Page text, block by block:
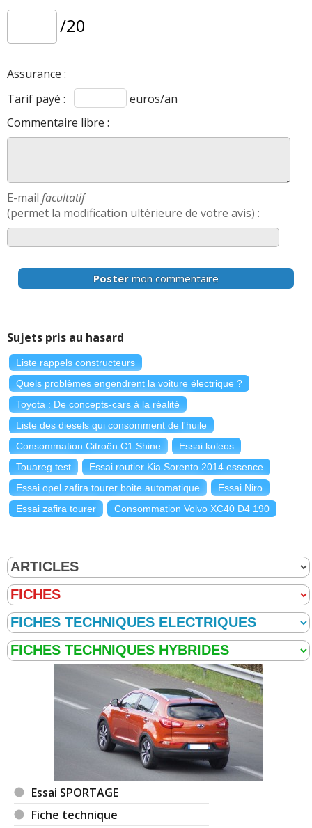
/20
Assurance :
Tarif payé :
euros/an
Commentaire libre :
E-mail facultatif
(permet la modification ultérieure de votre avis) :
Poster mon commentaire
Sujets pris au hasard
Liste rappels constructeurs
Quels problèmes engendrent la voiture électrique ?
Toyota : De concepts-cars à la réalité
Liste des diesels qui consomment de l'huile
Consommation Citroën C1 Shine
Essai koleos
Touareg test
Essai routier Kia Sorento 2014 essence
Essai opel zafira tourer boite automatique
Essai Niro
Essai zafira tourer
Consommation Volvo XC40 D4 190
Essai SPORTAGE
Fiche technique